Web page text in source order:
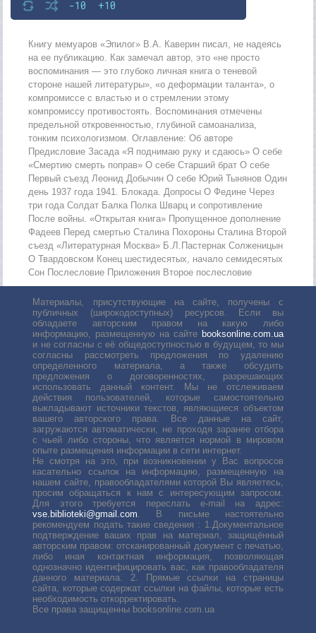
-10 +10
Книгу мемуаров «Эпилог» В.А. Каверин писал, не надеясь
на ее публикацию. Как замечал автор, это «не просто
воспоминания — это глубоко личная книга о теневой
стороне нашей литературы», «о деформации таланта», о
компромиссе с властью и о стремлении этому
компромиссу противостоять. Воспоминания отмечены
предельной откровенностью, глубиной самоанализа,
тонким психологизмом. Оглавление: Об авторе
Предисловие Засада «Я поднимаю руку и сдаюсь» О себе
«Смертию смерть поправ» О себе Старший брат О себе
Первый съезд Леонид Добычин О себе Юрий Тынянов Один
день 1937 года 1941. Блокада. Допросы О Федине Через
три года Солдат Балка Полка Шварц и сопротивление
После войны. «Открытая книга» Пропущенное дополнение
Фадеев Перед смертью Сталина Похороны Сталина Второй
съезд «Литературная Москва» Б.Л.Пастернак Солженицын
О Твардовском Конец шестидесятых, начало семидесятых
Сон Послесловие Приложения Второе послесловие
Материалы, присутствующие на сайте, получены с
публичных (широкодоступных) ресурсов. Если вы
обладаете авторским правом на какую либо
информацию, размещенную на сайте booksonline.com.ua
и не согласны с её общедоступностью в будущем, то мы
согласны рассмотреть предложения по удалению
определенного материала, а также обсудить
предложения о договоренностях, разрешающих
использовать данный контент. Мы не отслеживаем
действия пользователей, которые самостоятельно
выкладывают источники текстов, являющиеся объектом
вашего авторского права. Все данные на сайт,
загружаются автоматически, не проходя заранее отбора
с чьей либо стороны, что является нормой в мировом
опыте размещения информации в сети интернет.
Не смотря на это, при возникновении у Вас вопросов
касательно ссылок на информацию, размещенную на
нашем сайте, правообладателями которой Вы являетесь,
просим обращаться к нам с интересующим запросом.
Для этого требуется переслать е-mail на адрес:
vse.biblioteki@gmail.com. В письме настоятельно
рекомендуем подать такие сведения : 1.Документальное
подтверждение ваших прав на материал, защищённый
авторским правом: отсканированный документ с печатью,
либо иная контактная информация, позволяющая
однозначно идентифицировать вас, как правообладателя
данного материала. 2. Прямые ссылки на страницы
сайта, которые содержат ссылки на файлы, которые есть
необходимость откорректировать.
Все права защищенны booksonline.com.ua